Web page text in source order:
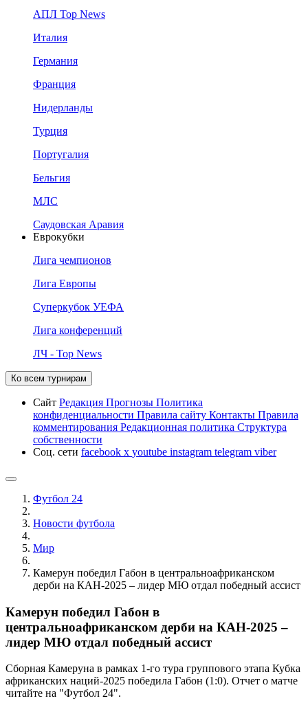
АПЛ Top News
Италия
Германия
Франция
Нидерланды
Турция
Португалия
Бельгия
МЛС
Саудовская Аравия
Еврокубки
Лига чемпионов
Лига Европы
Суперкубок УЕФА
Лига конференций
ЛЧ - Top News
Ко всем турнирам
Сайт Редакция Прогнозы Политика
конфиденциальности Правила сайту Контакты Правила
комментирования Редакционная политика Структура
собственности
Соц. сети facebook x youtube instagram telegram viber
Футбол 24
Новости футбола
Мир
Камерун победил Габон в центральноафриканском
дерби на КАН-2025 – лидер МЮ отдал победный ассист
Камерун победил Габон в
центральноафриканском дерби на КАН-2025 –
лидер МЮ отдал победный ассист
Сборная Камеруна в рамках 1-го тура группового этапа Кубка
африканских наций-2025 победила Габон (1:0). Отчет о матче
читайте на "Футбол 24".